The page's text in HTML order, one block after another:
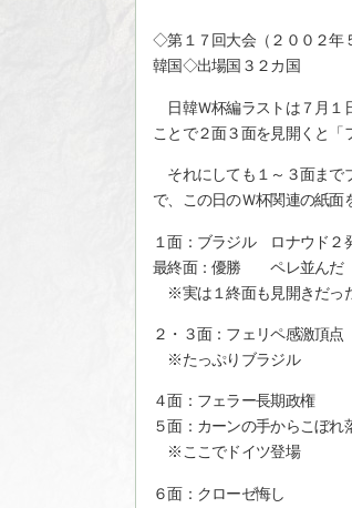
◇第１７回大会（２００２年
韓国◇出場国３２カ国
日韓Ｗ杯編ラストは７月１
ことで２面３面を見開くと「
それにしても１～３面まで
で、この日のＷ杯関連の紙面
１面：ブラジル ロナウド２
最終面：優勝 ペレ並んだ
※実は１終面も見開きだっ
２・３面：フェリペ感激頂点
※たっぷりブラジル
４面：フェラー長期政権
５面：カーンの手からこぼれ
※ここでドイツ登場
６面：クローゼ悔し